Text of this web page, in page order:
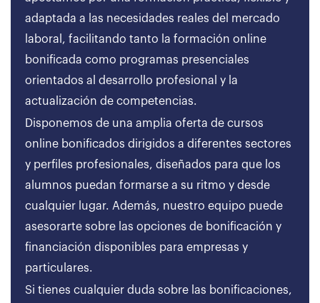
adaptada a las necesidades reales del mercado
laboral, facilitando tanto la formación online
bonificada como programas presenciales
orientados al desarrollo profesional y la
actualización de competencias.
Disponemos de una amplia oferta de cursos
online bonificados dirigidos a diferentes sectores
y perfiles profesionales, diseñados para que los
alumnos puedan formarse a su ritmo y desde
cualquier lugar. Además, nuestro equipo puede
asesorarte sobre las opciones de bonificación y
financiación disponibles para empresas y
particulares.
Si tienes cualquier duda sobre las bonificaciones,